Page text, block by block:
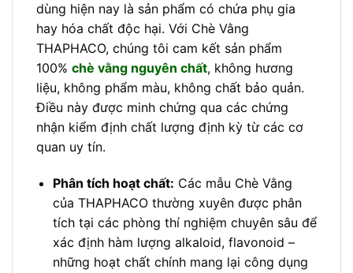
dùng hiện nay là sản phẩm có chứa phụ gia
hay hóa chất độc hại. Với Chè Vằng
THAPHACO, chúng tôi cam kết sản phẩm
100% chè vằng nguyên chất, không hương
liệu, không phẩm màu, không chất bảo quản.
Điều này được minh chứng qua các chứng
nhận kiểm định chất lượng định kỳ từ các cơ
quan uy tín.
Phân tích hoạt chất: Các mẫu Chè Vằng
của THAPHACO thường xuyên được phân
tích tại các phòng thí nghiệm chuyên sâu để
xác định hàm lượng alkaloid, flavonoid –
những hoạt chất chính mang lại công dụng